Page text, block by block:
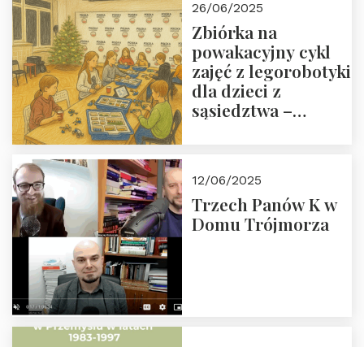
26/06/2025
Zbiórka na
powakacyjny cykl
zajęć z legorobotyki
dla dzieci z
sąsiedztwa –
Fundacji
12/06/2025
Trzech Panów K w
Domu Trójmorza